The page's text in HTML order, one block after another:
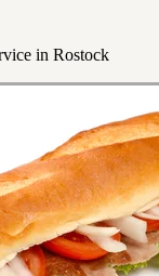
in Rostock